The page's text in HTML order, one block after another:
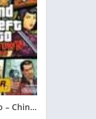
Chinatown Wars